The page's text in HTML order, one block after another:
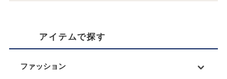
アイテムで探す
ファッション